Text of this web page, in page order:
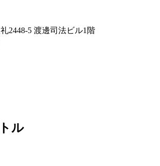
2448-5 渡邊司法ビル1階
ル